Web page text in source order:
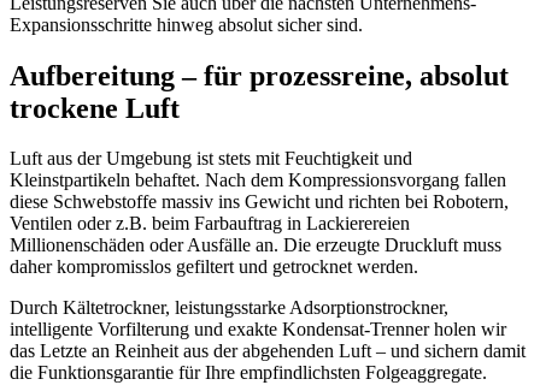
Expansionsschritte hinweg absolut sicher sind.
Aufbereitung – für prozessreine, absolut
trockene Luft
Luft aus der Umgebung ist stets mit Feuchtigkeit und
Kleinstpartikeln behaftet. Nach dem Kompressionsvorgang fallen
diese Schwebstoffe massiv ins Gewicht und richten bei Robotern,
Ventilen oder z.B. beim Farbauftrag in Lackierereien
Millionenschäden oder Ausfälle an. Die erzeugte Druckluft muss
daher kompromisslos gefiltert und getrocknet werden.
Durch Kältetrockner, leistungsstarke Adsorptionstrockner,
intelligente Vorfilterung und exakte Kondensat-Trenner holen wir
das Letzte an Reinheit aus der abgehenden Luft – und sichern damit
die Funktionsgarantie für Ihre empfindlichsten Folgeaggregate.